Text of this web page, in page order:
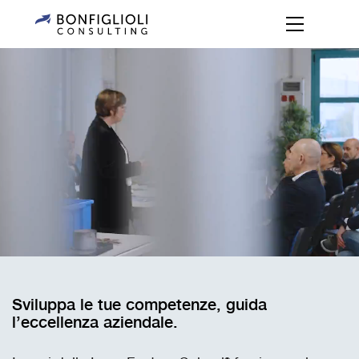
Sviluppa le tue competenze, guida
l’eccellenza aziendale.